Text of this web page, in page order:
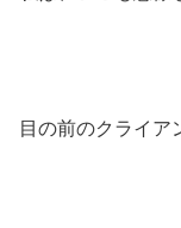
目の前のクライア